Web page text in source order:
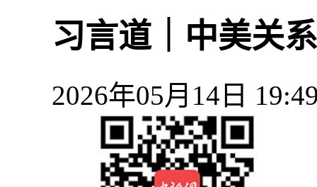
习言道｜中美关
2026年05月14日